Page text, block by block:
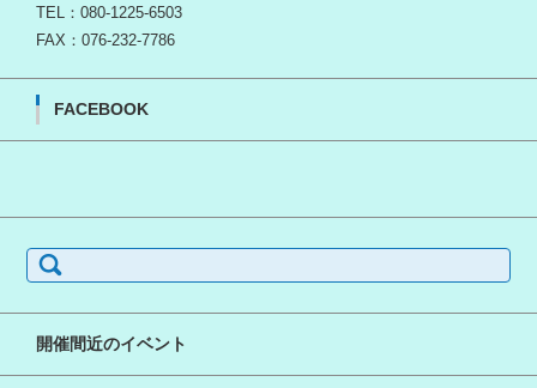
TEL：080-1225-6503
FAX：076-232-7786
FACEBOOK
索:
開催間近のイベント